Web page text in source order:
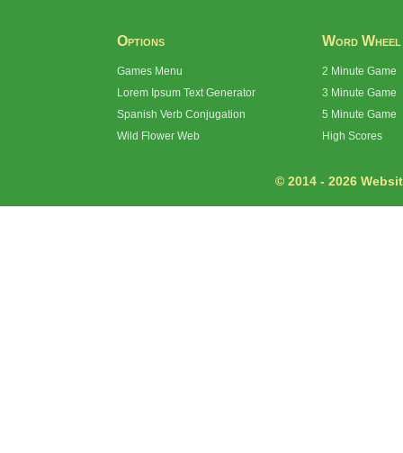
Options
Games Menu
Lorem Ipsum Text Generator
Spanish Verb Conjugation
Wild Flower Web
Word Wheel
2 Minute Game
3 Minute Game
5 Minute Game
High Scores
© 2014 - 2026